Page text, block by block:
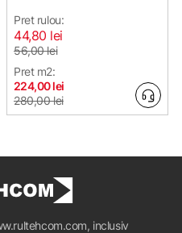
Pret rulou:
44,80 lei
56,00 lei
Pret m2:
224,00 lei
280,00 lei
inclusiv